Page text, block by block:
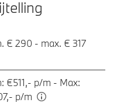
€ 290 - max. € 317
€511,- p/m - Max:
p/m